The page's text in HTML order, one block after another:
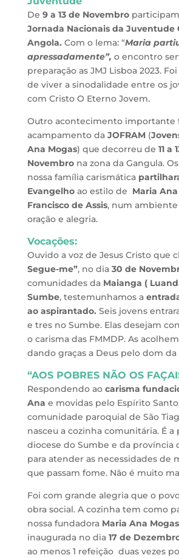
De 9 a 13 de Novembro
Jornada Nacionais da Juventude
Angola. Com o lema: “Maria
apressadamente”, o encontro
preparação as JMJ Lisboa 2023.
de viver a sinodalidade entre os
com Cristo O Eterno Jovem.
Outro acontecimento importante
acampamento da JOFRAM(
Ana Mogas) que decorreu de 11 a
Novembrona zona da Gangula.
nossa família carismática
Evangelhoao estilo de Maria
Francisco de Assis, num
oração e alegria.
Vocações:
Ouvido a voz de Jesus Cristo que
Segue-me”, no dia 30 de
comunidades da Maianga (
Sumbe, testemunhamos a
ao aspirantado. Seis jovens
e tres no Sumbe. Elas desejam
o carisma das FMMDP. As
dando graças a Deus pelo dom da
“AOS POBRES NÃO OS
Respondendo ao carisma
Ana e movidas pelo Espírito
comunidade paroquial de São
nasceu a cozinha comunitária. É a
diocese do Sumbe e da província
para atender as necessidades de
que passam fome. Não é muito
Foi com grande alegria que o
obra social. A cozinha tem como
nossa fundadora Maria Ana
inaugurada no dia 17 de
ao menos 1 refeição duas vezes